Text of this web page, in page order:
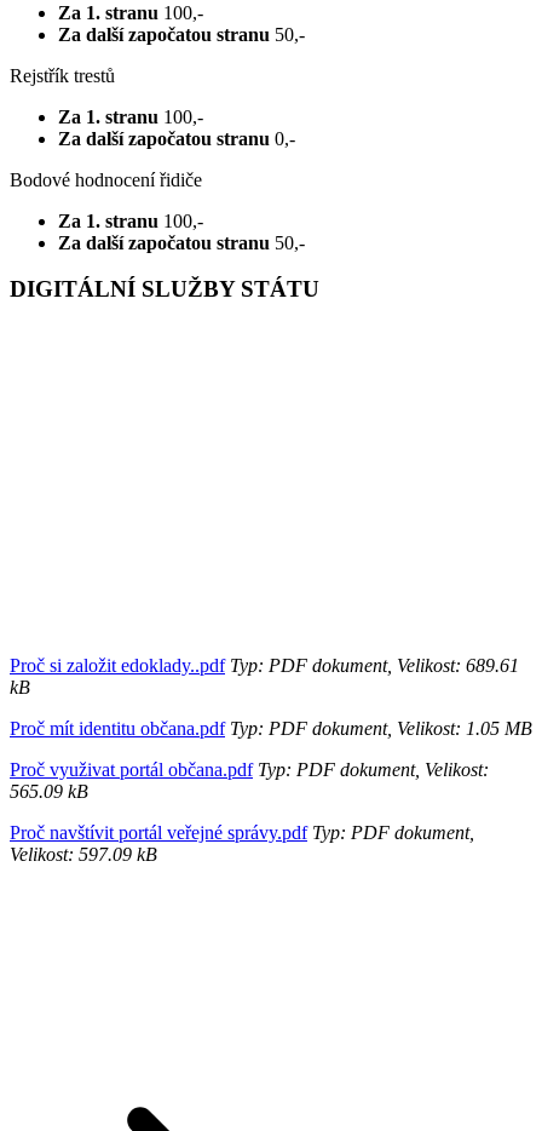
Za 1. stranu 100,-
Za další započatou stranu 50,-
Rejstřík trestů
Za 1. stranu 100,-
Za další započatou stranu 0,-
Bodové hodnocení řidiče
Za 1. stranu 100,-
Za další započatou stranu 50,-
DIGITÁLNÍ SLUŽBY STÁTU
Proč si založit edoklady..pdfTyp: PDF dokument, Velikost: 689.61
kB
Proč mít identitu občana.pdfTyp: PDF dokument, Velikost: 1.05 MB
Proč využivat portál občana.pdfTyp: PDF dokument, Velikost:
565.09 kB
Proč navštívit portál veřejné správy.pdfTyp: PDF dokument,
Velikost: 597.09 kB